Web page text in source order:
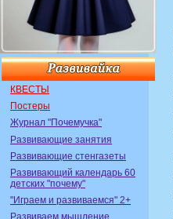
КВЕСТЫ
Постеры
Журнал "Почемучка"
Развивающие занятия
Развивающие стенгазеты
Развивающий календарь 60
детских "почему"
"Играем и развиваемся" 2+